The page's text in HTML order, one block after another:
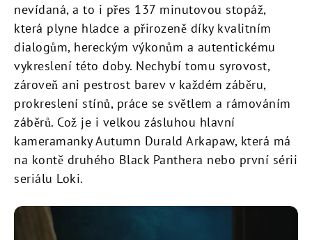
nevídaná, a to i přes 137 minutovou stopáž,
která plyne hladce a přirozeně díky kvalitním
dialogům, hereckým výkonům a autentickému
vykreslení této doby. Nechybí tomu syrovost,
zároveň ani pestrost barev v každém záběru,
prokreslení stínů, práce se světlem a rámováním
záběrů. Což je i velkou zásluhou hlavní
kameramanky Autumn Durald Arkapaw, která má
na kontě druhého Black Panthera nebo první sérii
seriálu Loki.